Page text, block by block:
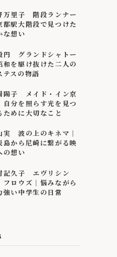
万里子 階段ランナー
都駅大階段で見つけた
な想い
円 グランドシャトー
和を駆け抜けた二人の
テスの物語
陽子 メイド・イン京
自分を照らす光を見つ
ために大切なこと
実 波の上のキネマ｜
島から尼崎に繋がる映
の想い
記久子 エヴリシン
フロウズ｜悩みながら
強い中学生の日常